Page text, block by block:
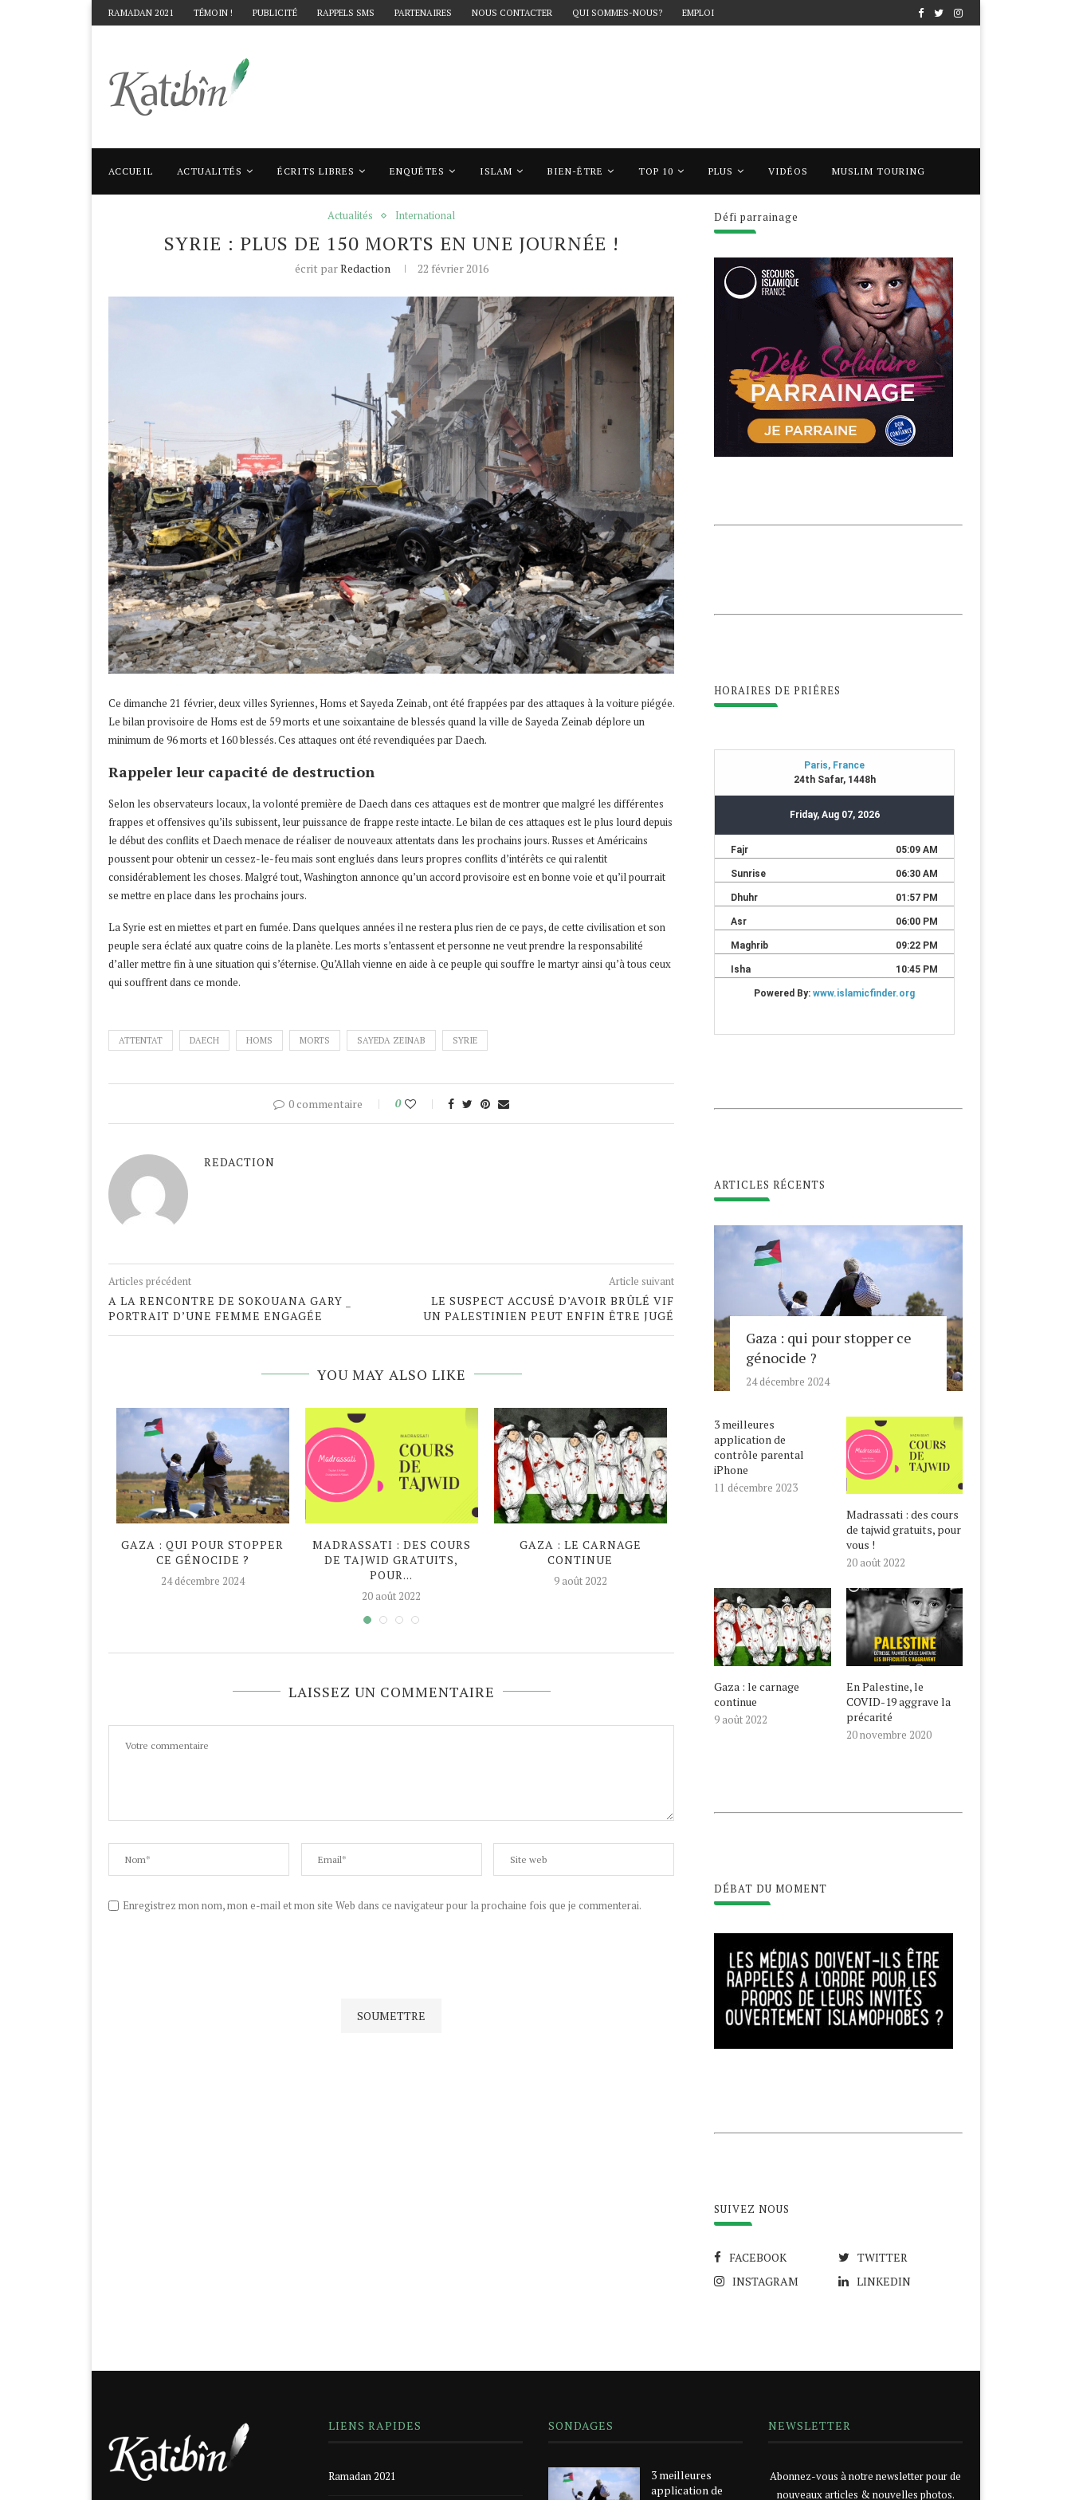
RAMADAN 2021 TÉMOIN ! PUBLICITÉ RAPPELS SMS PARTENAIRES NOUS CONTACTER QUI SOMMES-NOUS? EMPLOI
ACCUEIL ACTUALITÉS ÉCRITS LIBRES ENQUÊTES ISLAM BIEN-ÊTRE TOP 10 PLUS VIDÉOS MUSLIM TOURING
Accueil Actualités Syrie : plus de 150 morts en une journée !
Actualités International
SYRIE : PLUS DE 150 MORTS EN UNE JOURNÉE !
écrit parRedaction 22 février 2016
Ce dimanche 21 février, deux villes Syriennes, Homs et Sayeda Zeinab, ont été frappées par des attaques à la voiture piégée.
Le bilan provisoire de Homs est de 59 morts et une soixantaine de blessés quand la ville de Sayeda Zeinab déplore un
minimum de 96 morts et 160 blessés. Ces attaques ont été revendiquées par Daech.
Rappeler leur capacité de destruction
Selon les observateurs locaux, la volonté première de Daech dans ces attaques est de montrer que malgré les différentes
frappes et offensives qu’ils subissent, leur puissance de frappe reste intacte. Le bilan de ces attaques est le plus lourd depuis
le début des conflits et Daech menace de réaliser de nouveaux attentats dans les prochains jours. Russes et Américains
poussent pour obtenir un cessez-le-feu mais sont englués dans leurs propres conflits d’intérêts ce qui ralentit
considérablement les choses. Malgré tout, Washington annonce qu’un accord provisoire est en bonne voie et qu’il pourrait
se mettre en place dans les prochains jours.
La Syrie est en miettes et part en fumée. Dans quelques années il ne restera plus rien de ce pays, de cette civilisation et son
peuple sera éclaté aux quatre coins de la planète. Les morts s’entassent et personne ne veut prendre la responsabilité
d’aller mettre fin à une situation qui s’éternise. Qu’Allah vienne en aide à ce peuple qui souffre le martyr ainsi qu’à tous ceux
qui souffrent dans ce monde.
ATTENTAT DAECH HOMS MORTS SAYEDA ZEINAB SYRIE
0 commentaire 0
REDACTION
Articles précédent
A LA RENCONTRE DE SOKOUANA GARY _
PORTRAIT D’UNE FEMME ENGAGÉE
Article suivant
LE SUSPECT ACCUSÉ D’AVOIR BRÛLÉ VIF
UN PALESTINIEN PEUT ENFIN ÊTRE JUGÉ
YOU MAY ALSO LIKE
GAZA : QUI POUR STOPPER
CE GÉNOCIDE ?
24 décembre 2024
MADRASSATI : DES COURS
DE TAJWID GRATUITS,
POUR...
20 août 2022
GAZA : LE CARNAGE
CONTINUE
9 août 2022
EN PALESTINE, LE COVID-19
BIENVENUE EN 1442 !
LAISSEZ UN COMMENTAIRE
Enregistrez mon nom, mon e-mail et mon site Web dans ce navigateur pour la prochaine fois que je commenterai.
Défi parrainage
HORAIRES DE PRIÊRES
ARTICLES RÉCENTS
Gaza : qui pour stopper ce
génocide ?
24 décembre 2024
3 meilleures
application de
contrôle parental
iPhone
11 décembre 2023
Madrassati : des cours
de tajwid gratuits, pour
vous !
20 août 2022
Gaza : le carnage
continue
9 août 2022
En Palestine, le
COVID-19 aggrave la
précarité
20 novembre 2020
DÉBAT DU MOMENT
SUIVEZ NOUS
FACEBOOK
TWITTER
INSTAGRAM
LINKEDIN
LIENS RAPIDES
Ramadan 2021
SONDAGES
3 meilleures
application de
NEWSLETTER
Abonnez-vous à notre newsletter pour de
nouveaux articles & nouvelles photos.